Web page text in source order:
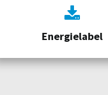
Energielabel